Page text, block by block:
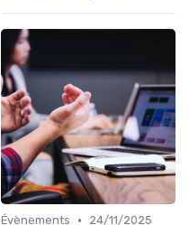
Évènements •
24/11/2025